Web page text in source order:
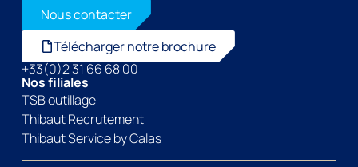
Nous contacter
Télécharger notre brochure
+33(0)2 31 66 68 00
Nos filiales
TSB outillage
Thibaut Recrutement
Thibaut Service by Calas